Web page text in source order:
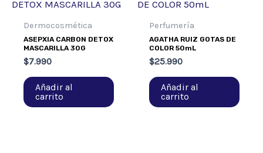
Dermocosmética
ASEPXIA CARBON DETOX
MASCARILLA 30G
$7.990
Añadir al
carrito
Perfumería
AGATHA RUIZ GOTAS DE
COLOR 50mL
$25.990
Añadir al
carrito